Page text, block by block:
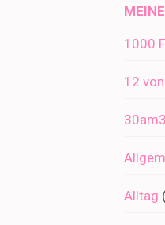
1000
12
Alltag